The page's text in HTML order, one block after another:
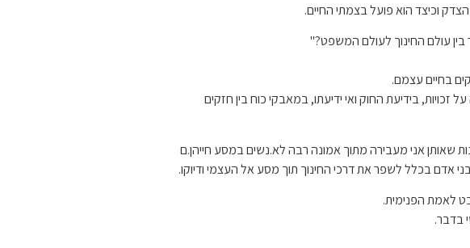
וכיצד הוא פועל בצמתי החיים.
עולם החינוך לעולם המשפט?"
בחיים עצמם.
זכויות, בידיעת החוק ואי ידיעתו, במאבקי כוח בין חזקים
שאותן אני מעבירה מתוך אמונה רבה לא.נשים במסע חייהן.ם
אדם בכלל לשפר את דרכי החינוך תוך מסע אל העצמי ודיוקו.
לאמת הפנימית.
בדבר.